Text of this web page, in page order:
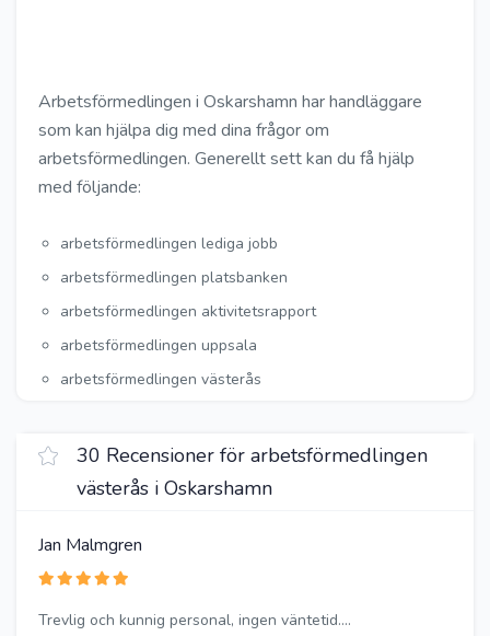
Arbetsförmedlingen i Oskarshamn har handläggare
som kan hjälpa dig med dina frågor om
arbetsförmedlingen. Generellt sett kan du få hjälp
med följande:
arbetsförmedlingen lediga jobb
arbetsförmedlingen platsbanken
arbetsförmedlingen aktivitetsrapport
arbetsförmedlingen uppsala
arbetsförmedlingen västerås
30 Recensioner för arbetsförmedlingen
västerås i Oskarshamn
Jan Malmgren
Trevlig och kunnig personal, ingen väntetid....